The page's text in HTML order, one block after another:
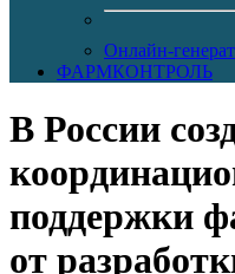
Онлайн-
ФАРМКОНТРОЛЬ
В России
поддержки
от